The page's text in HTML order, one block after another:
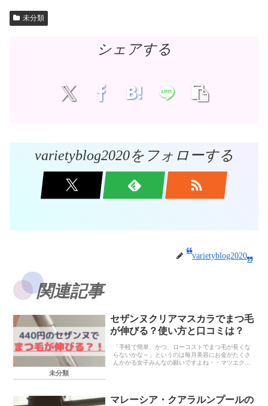
未分類
シェアする
varietyblog2020をフォローする
varietyblog2020
関連記事
未分類
セザンヌクリアマスカラでまつ毛
が伸びる？使い方と口コミは？
「手軽で簡単、かつ、ローコストでまつ毛が長くな
らないかな～」というのは毎月美容にお金がたくさ
んかかる女子みんなの願いですよね・・マツエクは
マレーシア・クアラルンプールの